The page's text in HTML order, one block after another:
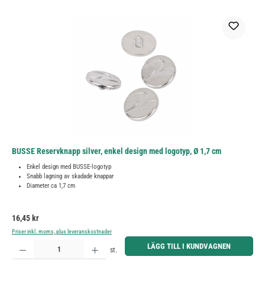
BUSSE Reservknapp silver, enkel design med logotyp, Ø 1,7 cm
Enkel design med BUSSE-logotyp
Snabb lagning av skadade knappar
Diameter ca 1,7 cm
Ordinarie pris:
16,45 kr
Priser inkl. moms, plus leveranskostnader
Produktkvantitet: Ange önskat belopp eller använd knapparna för att öka eller minska kvantiteten.
st. LÄGG TILL I KUNDVAGNEN